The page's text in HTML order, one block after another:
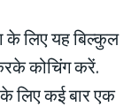
के लिए यह बिल्कुल
कोचिंग करें.
के लिए कई बार एक